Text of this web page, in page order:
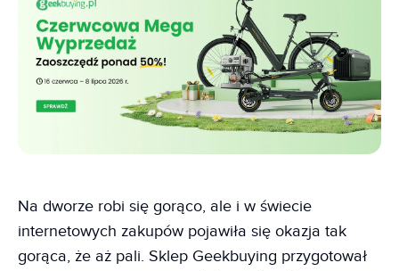
Na dworze robi się gorąco, ale i w świecie
internetowych zakupów pojawiła się okazja tak
gorąca, że aż pali. Sklep Geekbuying przygotował